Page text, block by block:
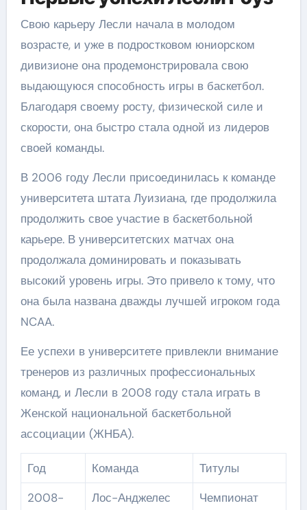
Свою карьеру Лесли начала в молодом
возрасте, и уже в подростковом юниорском
дивизионе она продемонстрировала свою
выдающуюся способность игры в баскетбол.
Благодаря своему росту, физической силе и
скорости, она быстро стала одной из лидеров
своей команды.
В 2006 году Лесли присоединилась к команде
университета штата Луизиана, где продолжила
продолжить свое участие в баскетбольной
карьере. В университетских матчах она
продолжала доминировать и показывать
высокий уровень игры. Это привело к тому, что
она была названа дважды лучшей игроком года
NCAA.
Ее успехи в университете привлекли внимание
тренеров из различных профессиональных
команд, и Лесли в 2008 году стала играть в
Женской национальной баскетбольной
ассоциации (ЖНБА).
Год Команда
Титулы
2008-
Лос-Анджелес
Чемпионат